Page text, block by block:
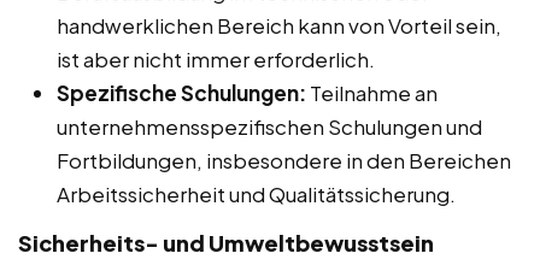
handwerklichen Bereich kann von Vorteil sein,
ist aber nicht immer erforderlich.
Spezifische Schulungen: Teilnahme an
unternehmensspezifischen Schulungen und
Fortbildungen, insbesondere in den Bereichen
Arbeitssicherheit und Qualitätssicherung.
Sicherheits- und Umweltbewusstsein